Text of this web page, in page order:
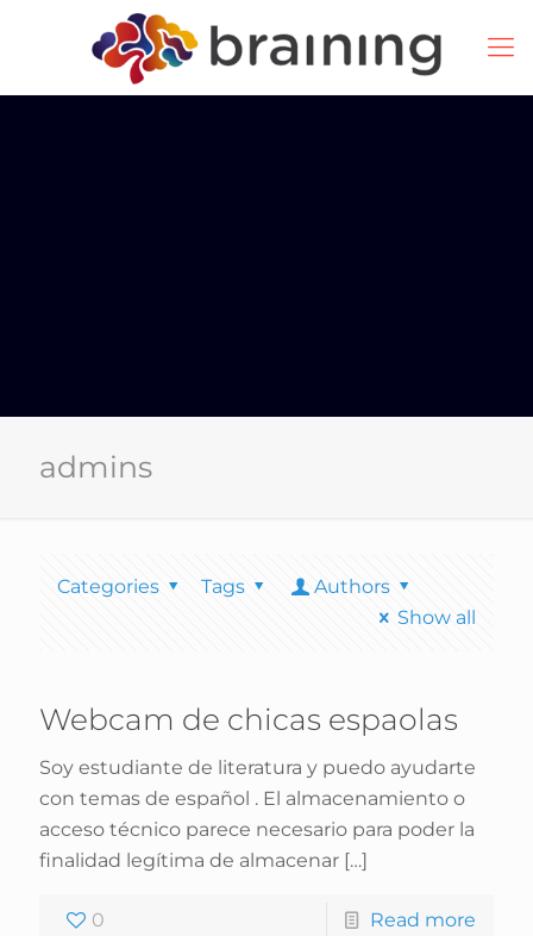
admins
Categories Tags
Authors
Show all
Webcam de chicas espaolas
Soy estudiante de literatura y puedo ayudarte
con temas de español . El almacenamiento o
acceso técnico parece necesario para poder la
finalidad legítima de almacenar […]
0 Read more